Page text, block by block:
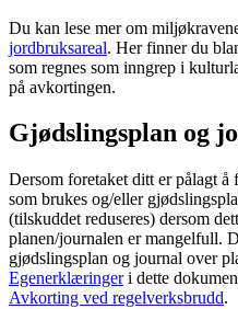
Du kan lese mer om
jordbruksareal. Her finner du
som regnes som inngrep i
på avkortingen.
Gjødslingsplan og
Dersom foretaket ditt er pålagt
som brukes og/eller
(tilskuddet reduseres) dersom
planen/journalen er mangelfull.
gjødslingsplan og journal over
Egenerklæringeri dette
Avkorting ved regelverksbrudd.